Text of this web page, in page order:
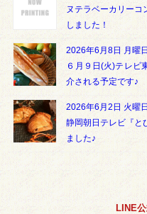
ヌテラベーカリーコ
しました！
2026年6月8日 月曜日
６月９日(火)テレビ
介される予定です♪
2026年6月2日 火曜日
静岡朝日テレビ『と
ました♪
LINE